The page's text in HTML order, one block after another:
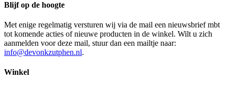
Blijf op de hoogte
Met enige regelmatig versturen wij via de mail een nieuwsbrief mbt
tot komende acties of nieuwe producten in de winkel. Wilt u zich
aanmelden voor deze mail, stuur dan een mailtje naar:
info@devonkzutphen.nl.
Winkel